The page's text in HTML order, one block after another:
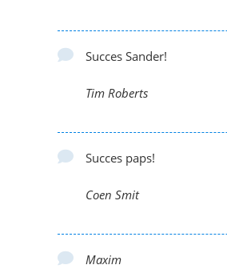
Succes Sander!
Tim Roberts
Succes paps!
Coen Smit
Maxim